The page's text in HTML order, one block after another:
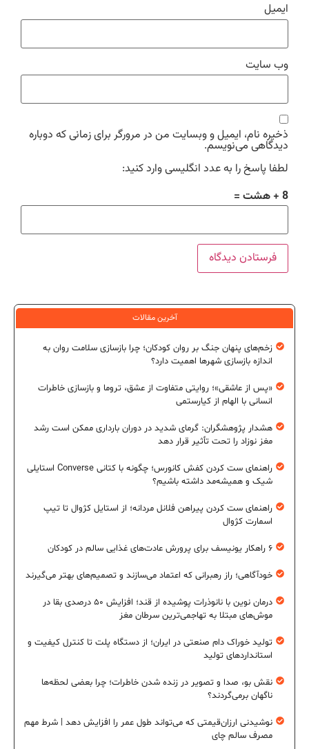
ایمیل
وب‌ سایت
ذخیره نام، ایمیل و وبسایت من در مرورگر برای زمانی که دوباره
دیدگاهی می‌نویسم.
لطفا پاسخ را به عدد انگلیسی وارد کنید:
8 + هشت =
آخرین مقالات
زخم‌های پنهان جنگ بر روان کودکان؛ چرا بازسازی سلامت روان به
اندازه بازسازی شهرها اهمیت دارد؟
«پس از عاشقی»؛ روایتی متفاوت از عشق، تروما و بازسازی خاطرات
انسانی با الهام از کیارستمی
هشدار پژوهشگران: گرمای شدید در دوران بارداری ممکن است رشد
مغز نوزاد را تحت تأثیر قرار دهد
راهنمای ست کردن کفش کانورس؛ چگونه با کتانی Converse استایلی
شیک و همیشه‌مد داشته باشیم؟
راهنمای ست کردن پیراهن فلانل مردانه؛ از استایل کژوال تا تیپ
اسمارت کژوال
۶ راهکار یونیسف برای پرورش عادت‌های غذایی سالم در کودکان
خودآگاهی؛ راز رهبرانی که اعتماد می‌سازند و تصمیم‌های بهتر می‌گیرند
درمان نوین با نانوذرات پوشیده از قند؛ افزایش ۵۰ درصدی بقا در
موش‌های مبتلا به تهاجمی‌ترین سرطان مغز
تولید خوراک دام صنعتی در ایران؛ از دستگاه پلت تا کنترل کیفیت و
استانداردهای تولید
نقش بو، صدا و تصویر در زنده شدن خاطرات؛ چرا بعضی لحظه‌ها
ناگهان برمی‌گردند؟
نوشیدنی ارزان‌قیمتی که می‌تواند طول عمر را افزایش دهد | شرط مهم
مصرف سالم چای